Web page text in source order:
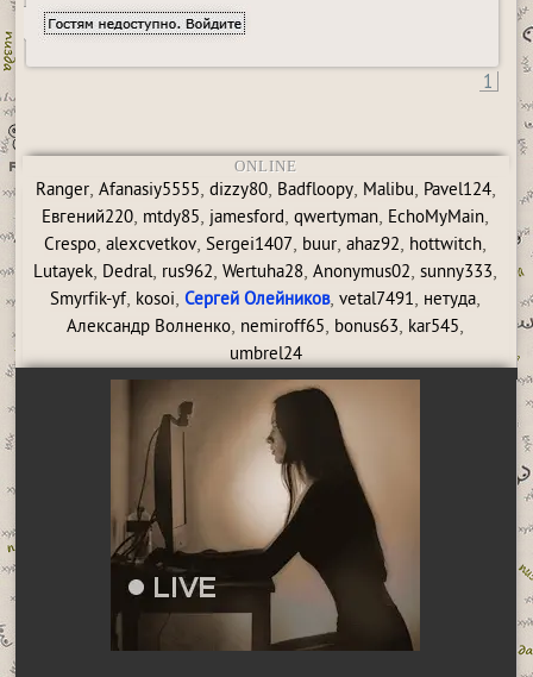
1
ONLINE
Ranger, Afanasiy5555, dizzy80, Badfloopy, Malibu, Pavel124,
Евгений220, mtdy85, jamesford,qwertyman, EchoMyMain,
Crespo,alexcvetkov,Sergei1407, buur,ahaz92, hottwitch,
Lutayek, Dedral, rus962,Wertuha28,Anonymus02,sunny333,
Smyrfik-yf, kosoi,Сергей Олейников,vetal7491, нетуда,
Александр Волненко, nemiroff65, bonus63, kar545,
umbrel24